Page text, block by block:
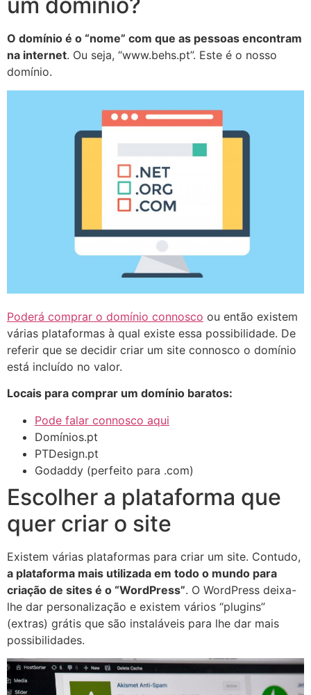
um domínio?
O domínio é o “nome” com que as pessoas encontram
na internet. Ou seja, “www.behs.pt”. Este é o nosso
domínio.
Poderá comprar o domínio connosco ou então existem
várias plataformas à qual existe essa possibilidade. De
referir que se decidir criar um site connosco o domínio
está incluído no valor.
Locais para comprar um domínio baratos:
Pode falar connosco aqui
Domínios.pt
PTDesign.pt
Godaddy (perfeito para .com)
Escolher a plataforma que
quer criar o site
Existem várias plataformas para criar um site. Contudo,
a plataforma mais utilizada em todo o mundo para
criação de sites é o “WordPress”. O WordPress deixa-
lhe dar personalização e existem vários “plugins”
(extras) grátis que são instaláveis para lhe dar mais
possibilidades.